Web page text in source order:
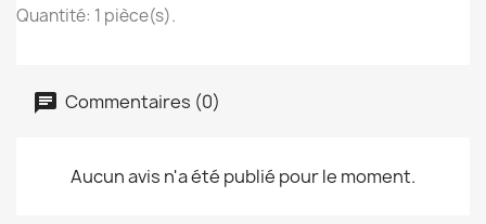
Quantité: 1 pièce(s).
Commentaires (0)
Aucun avis n'a été publié pour le moment.